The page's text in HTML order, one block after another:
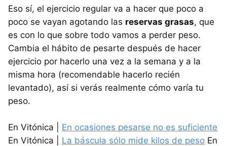
Eso sí, el ejercicio regular va a hacer que poco a
poco se vayan agotando las reservas grasas, que
es con lo que sobre todo vamos a perder peso.
Cambia el hábito de pesarte después de hacer
ejercicio por hacerlo una vez a la semana y a la
misma hora (recomendable hacerlo recién
levantado), así si verás realmente cómo varía tu
peso.
En Vitónica | En ocasiones pesarse no es suficiente
En Vitónica | La báscula sólo mide kilos de peso En